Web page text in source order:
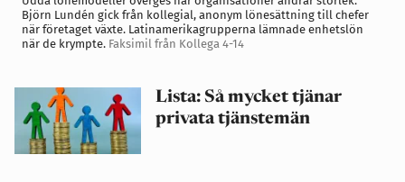
Björn Lundén gick från kollegial, anonym lönesättning till chefer
när företaget växte. Latinamerikagrupperna lämnade enhetslön
när de krympte. Faksimil från Kollega 4-14
Lista: Så mycket tjänar
privata tjänstemän